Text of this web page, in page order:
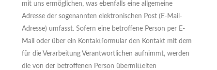
mit uns ermöglichen, was ebenfalls eine allgemeine
Adresse der sogenannten elektronischen Post (E-Mail-
Adresse) umfasst. Sofern eine betroffene Person per E-
Mail oder über ein Kontaktformular den Kontakt mit dem
für die Verarbeitung Verantwortlichen aufnimmt, werden
die von der betroffenen Person übermittelten